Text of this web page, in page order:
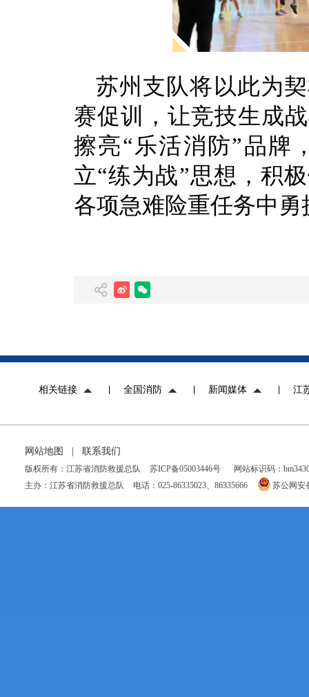
苏州支队将以此为
赛促训，让竞技生成
擦亮“乐活消防”品牌
立“练为战”思想，积
各项急难险重任务中
相关链接 全国消防 新闻媒体 江
网站地图 联系我们
版权所有：江苏省消防救援总队 苏ICP备05003446号
网站标识码：
主办：江苏省消防救援总队
电话：025-86335023、86335666 苏公网安